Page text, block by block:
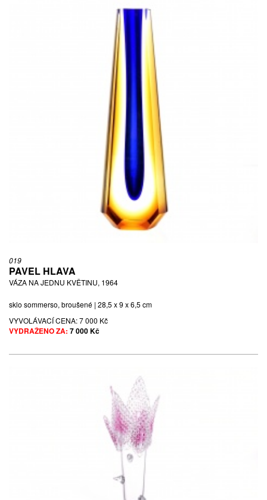
019
PAVEL HLAVA
VÁZA NA JEDNU KVĚTINU, 1964
sklo sommerso, broušené | 28,5 x 9 x 6,5 cm
VYVOLÁVACÍ CENA:7 000 Kč
VYDRAŽENO ZA: 7 000 Kč